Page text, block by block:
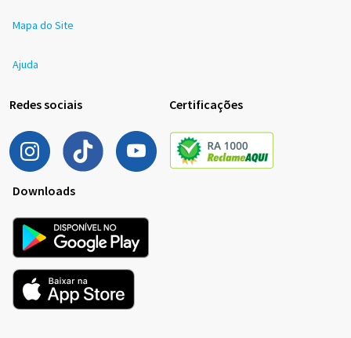
Mapa do Site
Ajuda
Redes sociais Certificações
Downloads